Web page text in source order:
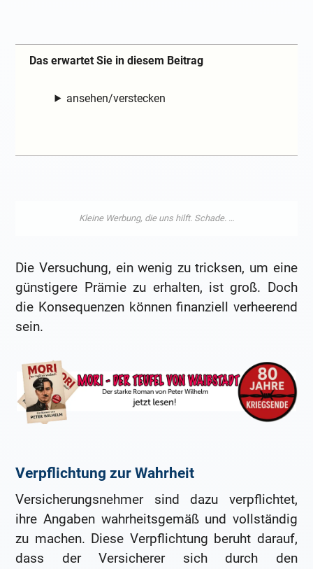
Das erwartet Sie in diesem Beitrag
ansehen/verstecken
Die Versuchung, ein wenig zu tricksen, um eine
günstigere Prämie zu erhalten, ist groß. Doch
die Konsequenzen können finanziell verheerend
sein.
Verpflichtung zur Wahrheit
Versicherungsnehmer sind dazu verpflichtet,
ihre Angaben wahrheitsgemäß und vollständig
zu machen. Diese Verpflichtung beruht darauf,
dass der Versicherer sich durch den